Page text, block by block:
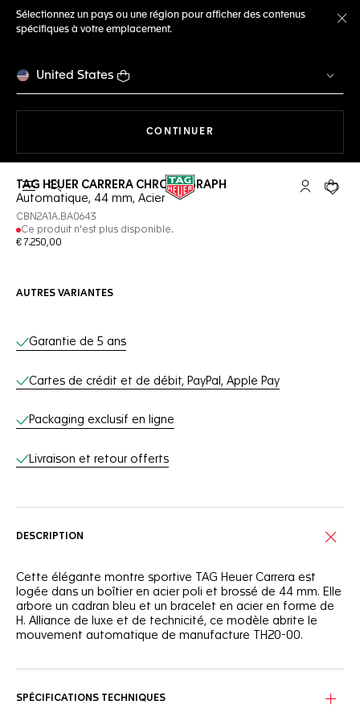
Sélectionnez un pays ou une région pour afficher des contenus
spécifiques à votre emplacement.
United States
CONTINUER
Ouvrir la barre de recherche Compte My
Votre
TAG HEUER CARRERA CHRONOGRAPH
Automatique, 44 mm, Acier
CBN2A1A.BA0643
Ce produit n'est plus disponible.
€ 7.250,00
AUTRES VARIANTES
Services en ligne
Garantie de 5 ans
Cartes de crédit et de débit, PayPal, Apple Pay
Packaging exclusif en ligne
Livraison et retour offerts
DESCRIPTION
Cette élégante montre sportive TAG Heuer Carrera est
logée dans un boîtier en acier poli et brossé de 44 mm. Elle
arbore un cadran bleu et un bracelet en acier en forme de
H. Alliance de luxe et de technicité, ce modèle abrite le
mouvement automatique de manufacture TH20-00.
saphir et sa résistance à la pression équivalente à 100 m,
SPÉCIFICATIONS TECHNIQUES